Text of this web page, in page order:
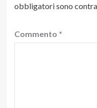
obbligatori sono
Commento *